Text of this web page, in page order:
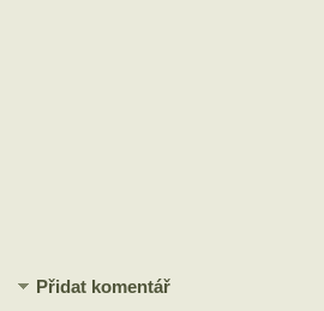
Přidat komentář